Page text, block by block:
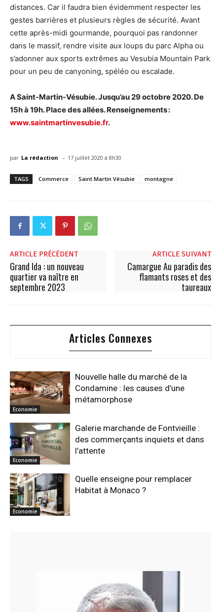
distances. Car il faudra bien évidemment respecter les
gestes barrières et plusieurs règles de sécurité. Avant
cette après-midi gourmande, pourquoi pas randonner
dans le massif, rendre visite aux loups du parc Alpha ou
s’adonner aux sports extrêmes au Vesubia Mountain Park
pour un peu de canyoning, spéléo ou escalade.
A Saint-Martin-Vésubie. Jusqu’au 29 octobre 2020. De
15h à 19h. Place des allées. Renseignements :
www.saintmartinvesubie.fr.
par La rédaction - 17 juillet 2020 à 8h30
TAGS Commerce Saint Martin Vésubie montagne
ARTICLE PRÉCÉDENT
Grand Ida : un nouveau
quartier va naître en
septembre 2023
ARTICLE SUIVANT
Camargue Au paradis des
flamants roses et des
taureaux
Articles Connexes
Economie
Nouvelle halle du marché de la
Condamine : les causes d’une
métamorphose
Economie
Galerie marchande de Fontvieille :
des commerçants inquiets et dans
l’attente
Economie
Quelle enseigne pour remplacer
Habitat à Monaco ?